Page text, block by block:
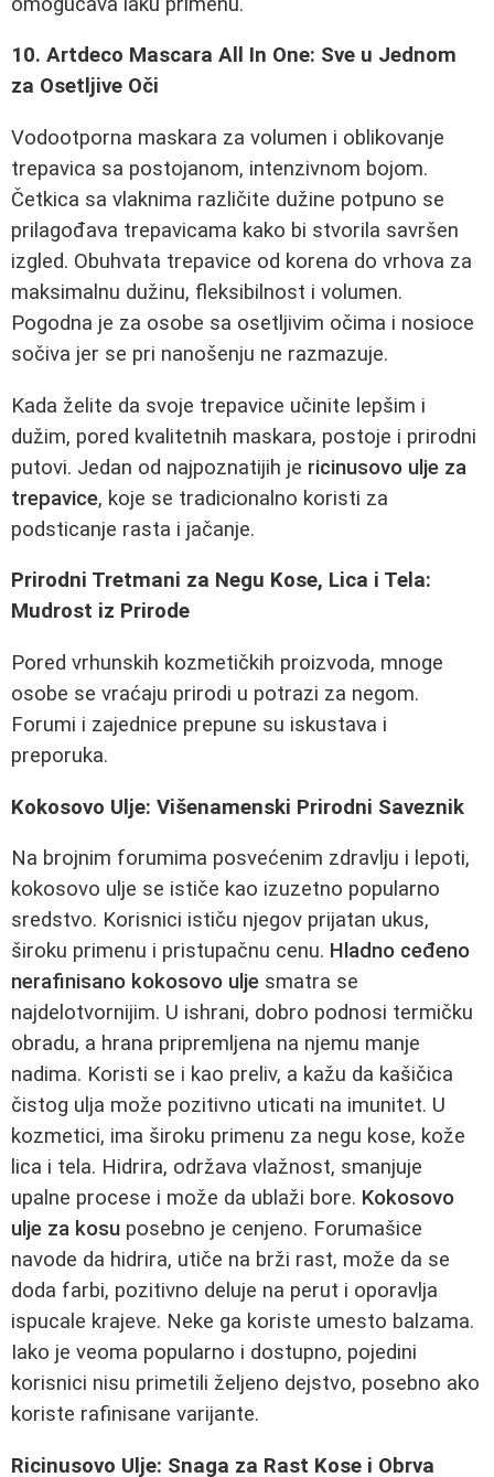
10. Artdeco Mascara All In One: Sve u Jednom
za Osetljive Oči
Vodootporna maskara za volumen i oblikovanje
trepavica sa postojanom, intenzivnom bojom.
Četkica sa vlaknima različite dužine potpuno se
prilagođava trepavicama kako bi stvorila savršen
izgled. Obuhvata trepavice od korena do vrhova za
maksimalnu dužinu, fleksibilnost i volumen.
Pogodna je za osobe sa osetljivim očima i nosioce
sočiva jer se pri nanošenju ne razmazuje.
Kada želite da svoje trepavice učinite lepšim i
dužim, pored kvalitetnih maskara, postoje i prirodni
putovi. Jedan od najpoznatijih je ricinusovo ulje za
trepavice, koje se tradicionalno koristi za
podsticanje rasta i jačanje.
Prirodni Tretmani za Negu Kose, Lica i Tela:
Mudrost iz Prirode
Pored vrhunskih kozmetičkih proizvoda, mnoge
osobe se vraćaju prirodi u potrazi za negom.
Forumi i zajednice prepune su iskustava i
preporuka.
Kokosovo Ulje: Višenamenski Prirodni Saveznik
Na brojnim forumima posvećenim zdravlju i lepoti,
kokosovo ulje se ističe kao izuzetno popularno
sredstvo. Korisnici ističu njegov prijatan ukus,
široku primenu i pristupačnu cenu. Hladno ceđeno
nerafinisano kokosovo ulje smatra se
najdelotvornijim. U ishrani, dobro podnosi termičku
obradu, a hrana pripremljena na njemu manje
nadima. Koristi se i kao preliv, a kažu da kašičica
čistog ulja može pozitivno uticati na imunitet. U
kozmetici, ima široku primenu za negu kose, kože
lica i tela. Hidrira, održava vlažnost, smanjuje
upalne procese i može da ublaži bore. Kokosovo
ulje za kosu posebno je cenjeno. Forumašice
navode da hidrira, utiče na brži rast, može da se
doda farbi, pozitivno deluje na perut i oporavlja
ispucale krajeve. Neke ga koriste umesto balzama.
Iako je veoma popularno i dostupno, pojedini
korisnici nisu primetili željeno dejstvo, posebno ako
koriste rafinisane varijante.
Ricinusovo Ulje: Snaga za Rast Kose i Obrva